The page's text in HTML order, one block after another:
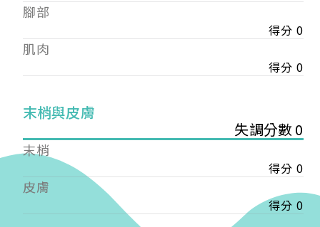
腳部
得分 0
肌肉
得分 0
末梢與皮膚
失調分數 0
末梢
得分 0
皮膚
得分 0
——
【會費】
個人會員:
入會費新臺幣1200元，於會員入會時繳納；常年會
入會費新臺幣3000元，於會員入會時繳納；常年會
戶名: 社團法人台灣自律神經健康培訓暨發展協會
帳號: 003-03-501566-2
銀行: (013) 國泰世華 南京東路分行